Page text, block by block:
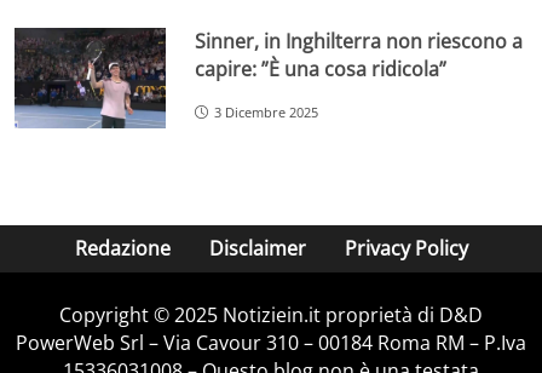
Sinner, in Inghilterra non riescono a
capire: ”È una cosa ridicola”
3 Dicembre 2025
Redazione Disclaimer Privacy Policy
Copyright © 2025 Notiziein.it proprietà di D&D
PowerWeb Srl – Via Cavour 310 – 00184 Roma RM – P.Iva